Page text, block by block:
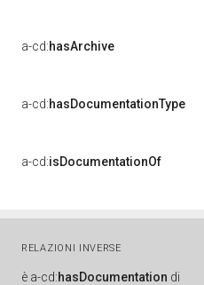
a-cd:hasArchive
a-cd:hasDocumentationType
a-cd:isDocumentationOf
RELAZIONI INVERSE
è a-cd:hasDocumentation di